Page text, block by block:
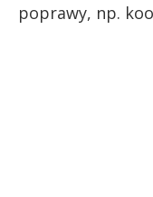
poprawy, np.